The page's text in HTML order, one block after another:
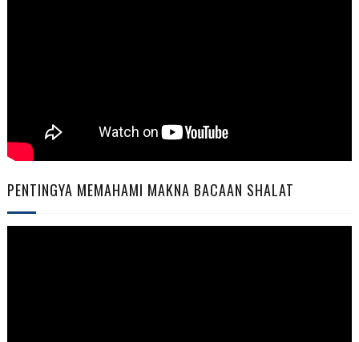
PENTINGYA MEMAHAMI MAKNA BACAAN SHALAT